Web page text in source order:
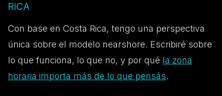
RICA
Con base en Costa Rica, tengo una perspectiva
única sobre el modelo nearshore. Escribiré sobre
lo que funciona, lo que no, y por qué la zona
horaria importa más de lo que pensás.